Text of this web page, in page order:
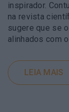
inspirador.
na revista
sugere que se
alinhados com
LEIA MAIS